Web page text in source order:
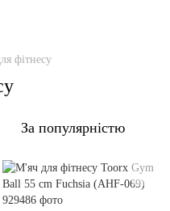
фітнесу
За популярністю